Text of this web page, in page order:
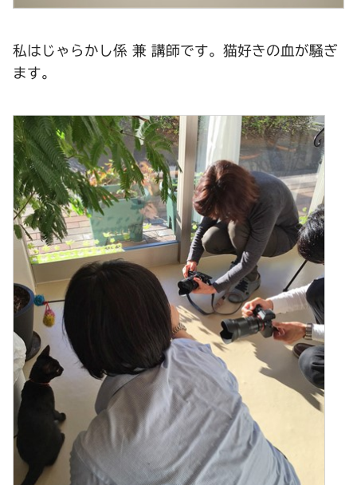
私はじゃらかし係 兼 講師です。猫好きの血が騒ぎ
ます。